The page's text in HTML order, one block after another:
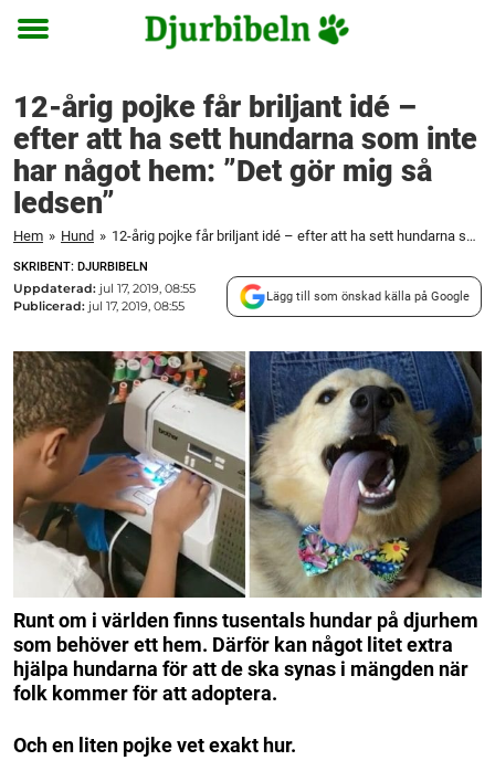
Toggle
12-årig pojke får briljant idé –
efter att ha sett hundarna som inte
har något hem: ”Det gör mig så
ledsen”
Hem » Hund » 12-årig pojke får briljant idé – efter att ha sett hundarna som inte har något hem: "Det gör mig så ledsen"
SKRIBENT: DJURBIBELN
Uppdaterad: jul 17, 2019, 08:55
Publicerad: jul 17, 2019, 08:55
Lägg till som önskad källa på Google
Runt om i världen finns tusentals hundar på djurhem
som behöver ett hem. Därför kan något litet extra
hjälpa hundarna för att de ska synas i mängden när
folk kommer för att adoptera.
Och en liten pojke vet exakt hur.